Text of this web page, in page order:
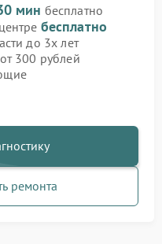
мин бесплатно
бесплатно
до 3х лет
300 рублей
ремонта